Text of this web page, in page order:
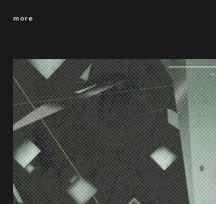
more